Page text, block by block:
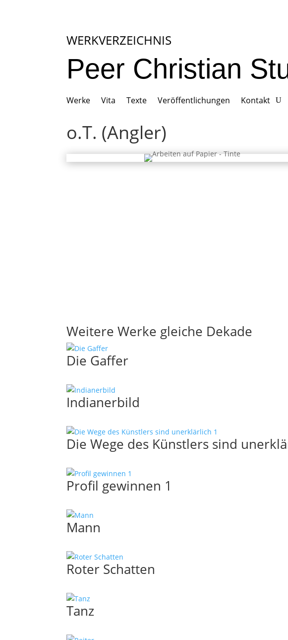
WERKVERZEICHNIS
Peer Christian
Werke Vita Texte Veröffentlichungen Kontakt
o.T. (Angler)
Weitere Werke gleiche Dekade
Die Gaffer
Indianerbild
Die Wege des Künstlers sind
Profil gewinnen 1
Mann
Roter Schatten
Tanz